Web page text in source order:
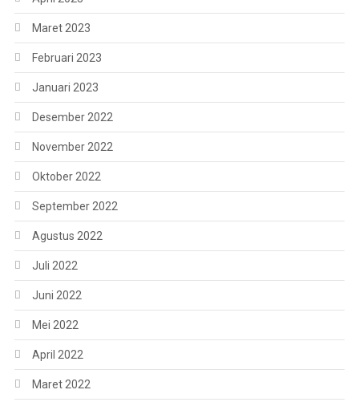
Maret 2023
Februari 2023
Januari 2023
Desember 2022
November 2022
Oktober 2022
September 2022
Agustus 2022
Juli 2022
Juni 2022
Mei 2022
April 2022
Maret 2022